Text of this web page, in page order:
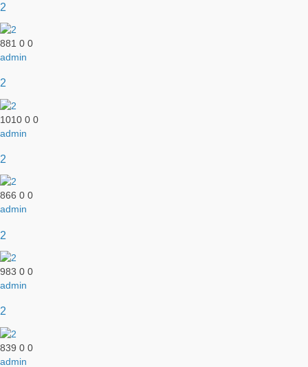
2
881 0 0
admin
2
1010 0 0
admin
2
866 0 0
admin
2
983 0 0
admin
2
839 0 0
admin